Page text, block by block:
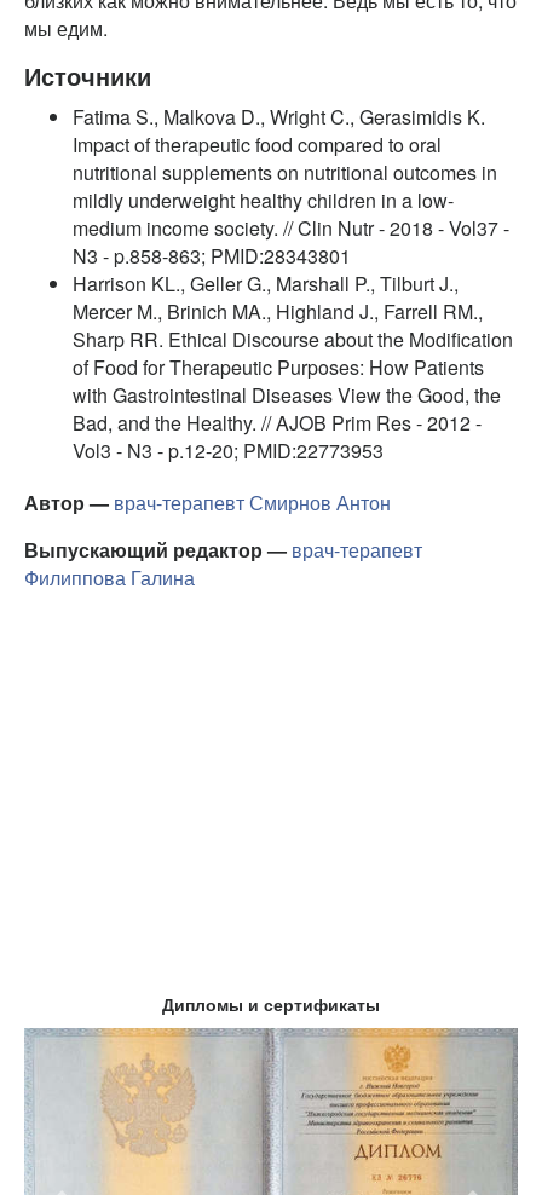
мы едим.
Источники
Fatima S., Malkova D., Wright C., Gerasimidis K.
Impact of therapeutic food compared to oral
nutritional supplements on nutritional outcomes in
mildly underweight healthy children in a low-
medium income society. // Clin Nutr - 2018 - Vol37 -
N3 - p.858-863; PMID:28343801
Harrison KL., Geller G., Marshall P., Tilburt J.,
Mercer M., Brinich MA., Highland J., Farrell RM.,
Sharp RR. Ethical Discourse about the Modification
of Food for Therapeutic Purposes: How Patients
with Gastrointestinal Diseases View the Good, the
Bad, and the Healthy. // AJOB Prim Res - 2012 -
Vol3 - N3 - p.12-20; PMID:22773953
Автор — врач-терапевтСмирнов Антон
Выпускающий редактор — врач-терапевт
Филиппова Галина
Дипломы и сертификаты